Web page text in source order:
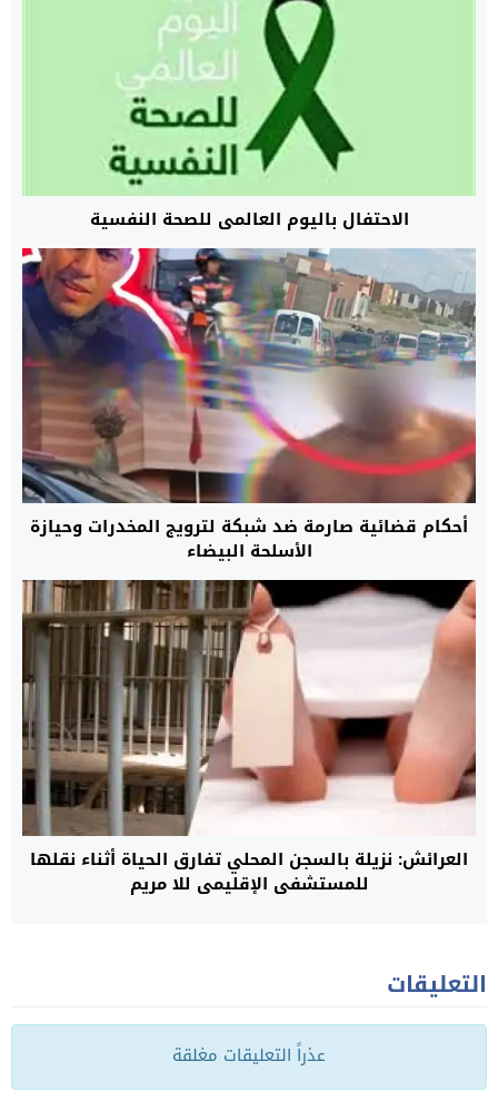
الاحتفال باليوم العالمي للصحة النفسية
أحكام قضائية صارمة ضد شبكة لترويج المخدرات وحيازة
الأسلحة البيضاء
العرائش: نزيلة بالسجن المحلي تفارق الحياة أثناء نقلها
للمستشفى الإقليمي للا مريم
التعليقات
عذراً التعليقات مغلقة